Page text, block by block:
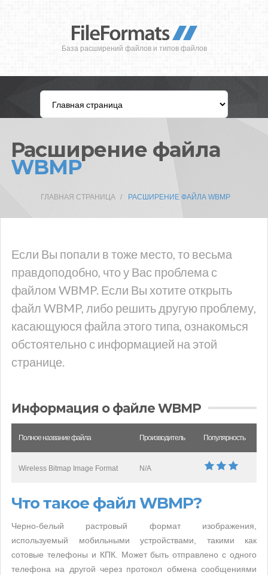
База расширений файлов и типов файлов
Расширение файла
WBMP
ГЛАВНАЯ СТРАНИЦА РАСШИРЕНИЕ ФАЙЛА WBMP
Если Вы попали в тоже место, то весьма
правдоподобно, что у Вас проблема с
файлом WBMP. Если Вы хотите открыть
файл WBMP, либо решить другую проблему,
касающуюся файла этого типа, ознакомься
обстоятельно с информацией на этой
странице.
Информация о файле WBMP
Полное название файла Производитель Популярность
Wireless Bitmap Image Format N/A
Что такое файл WBMP?
Черно-белый растровый формат изображения,
используемый мобильными устройствами, такими как
сотовые телефоны и КПК. Может быть отправлено с одного
телефона на другой через протокол обмена сообщениями